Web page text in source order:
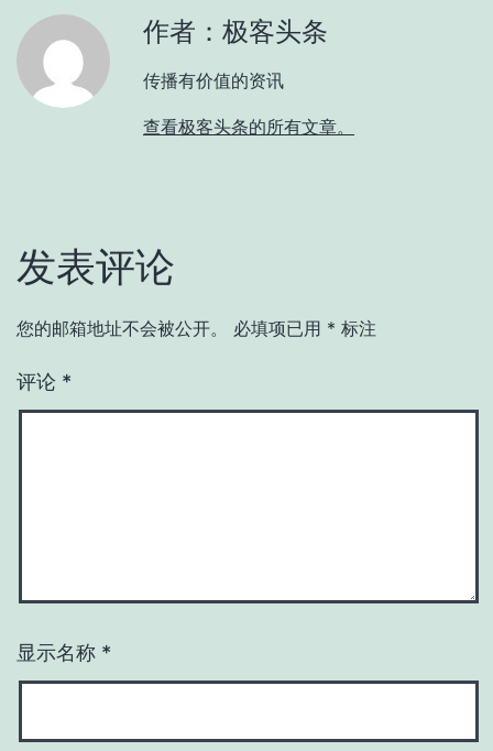
作者：极客头条
传播有价值的资讯
查看极客头条的所有文章。
发表评论
您的邮箱地址不会被公开。 必填项已用 * 标注
评论 *
显示名称 *